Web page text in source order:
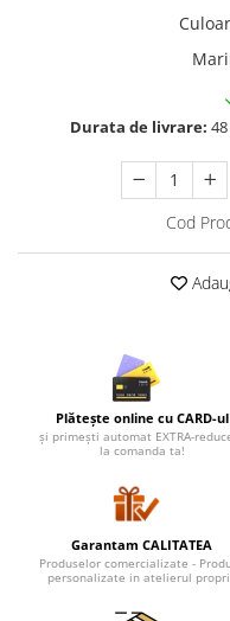
Seturi cadou pentru copii
Cadouri Cuplu
Pijamale de CRACIUN
WINTER Collection
Halate si pijamale Family
Incaltaminte
Seturi elegante femei
Pijamale de copii
Pijamale BIG SIZE femei
Cadouri ocazii speciale
Tricouri de craciun
Durata de livrare:
Cod
Plătește online cu CARD-ul
și primești automat EXTRA-
la comanda ta!
Garantam CALITATEA
Produselor comercializate -
personalizate in atelierul